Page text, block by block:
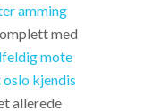
amming
med
mote
kjendis
allerede